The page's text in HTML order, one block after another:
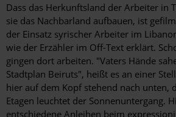
Dass das Herkunftsland der Arbeiter in
sie das Nachbarland aufbauen, ist
der Einsatz syrischer Arbeiter im
wie der Erzähler im Off-Text erklärt.
gingen dort arbeiten. "Vaters Hände
Stadtplan Beiruts", heißt es an einer
hier auf dem Kopf stehend nach unten,
Etagen leuchtet der Sonnenuntergang.
entschiedene Anleihen beim